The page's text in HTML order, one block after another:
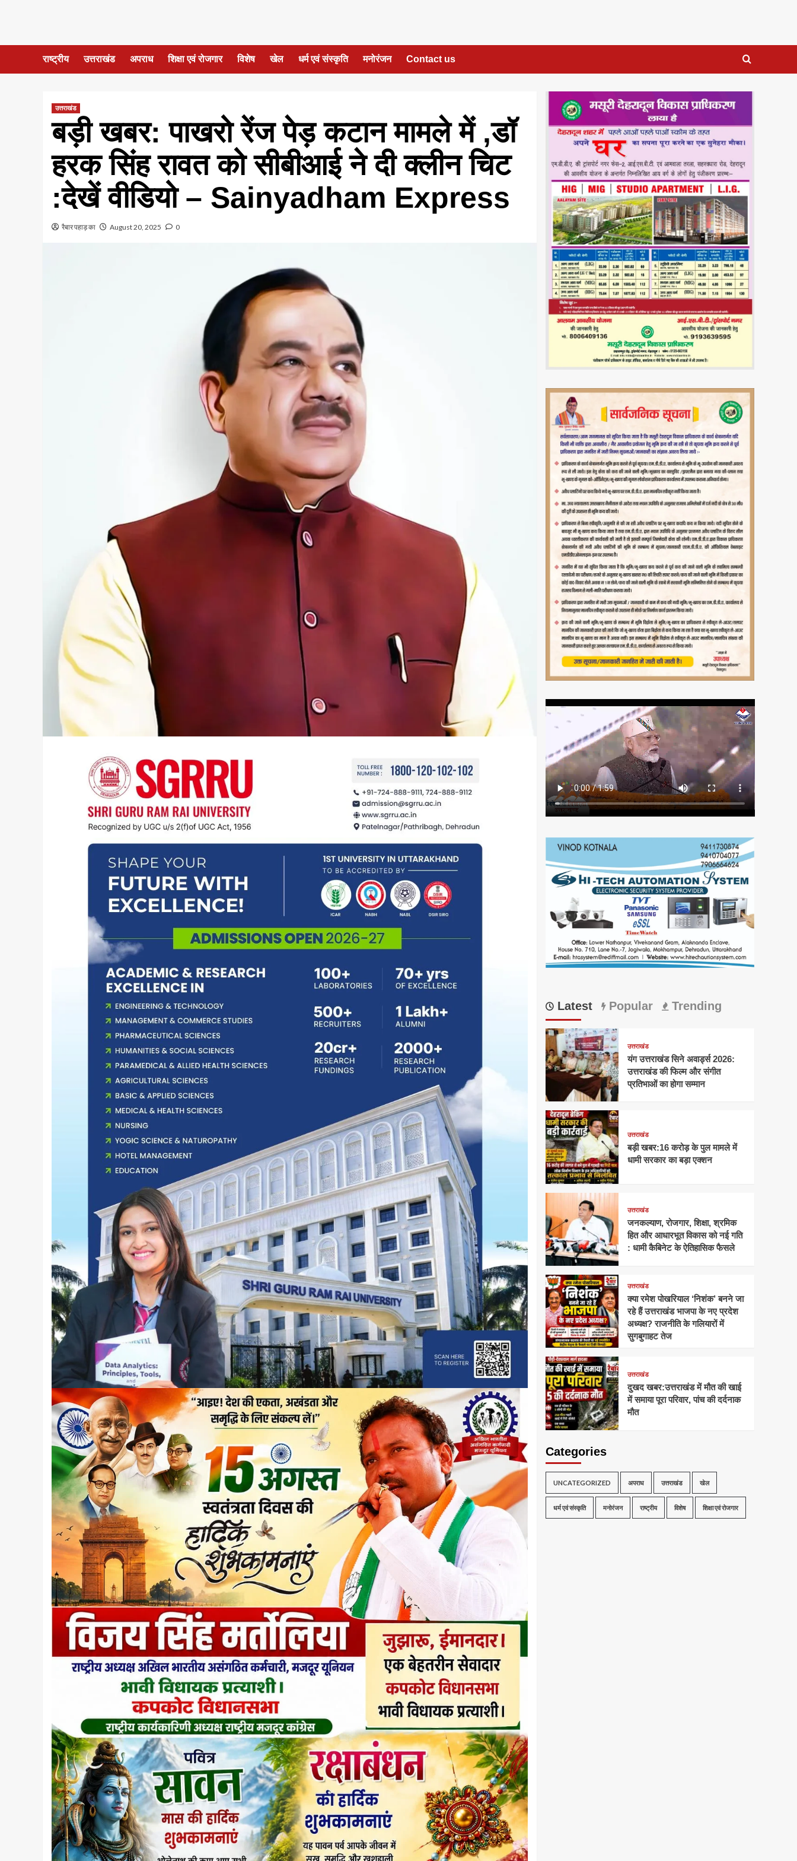
राष्ट्रीय उत्तराखंड अपराध शिक्षा एवं रोजगार विशेष खेल धर्म एवं संस्कृति मनोरंजन Contact us
उत्तराखंड
बड़ी खबर: पाखरो रेंज पेड़ कटान मामले में ,डॉ
हरक सिंह रावत को सीबीआई ने दी क्लीन चिट
:देखें वीडियो – Sainyadham Express
रैबार पहाड़ का August 20, 2025 0
Latest Popular Trending
उत्तराखंड
यंग उत्तराखंड सिने अवार्ड्स 2026:
उत्तराखंड की फिल्म और संगीत
प्रतिभाओं का होगा सम्मान
उत्तराखंड
बड़ी खबर:16 करोड़ के पुल मामले में
धामी सरकार का बड़ा एक्शन
उत्तराखंड
जनकल्याण, रोजगार, शिक्षा, श्रमिक
हित और आधारभूत विकास को नई गति
: धामी कैबिनेट के ऐतिहासिक फैसले
उत्तराखंड
क्या रमेश पोखरियाल ‘निशंक’ बनने जा
रहे हैं उत्तराखंड भाजपा के नए प्रदेश
अध्यक्ष? राजनीति के गलियारों में
सुगबुगाहट तेज
उत्तराखंड
दुखद खबर:उत्तराखंड में मौत की खाई
में समाया पूरा परिवार, पांच की दर्दनाक
मौत
Categories
UNCATEGORIZED अपराध उत्तराखंड खेल
धर्म एवं संस्कृति मनोरंजन राष्ट्रीय विशेष शिक्षा एवं रोजगार